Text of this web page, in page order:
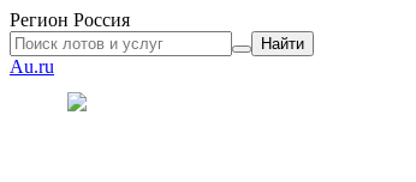
Регион Россия
Найти
Au.ru